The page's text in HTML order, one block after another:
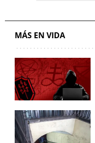
MÁS EN VIDA